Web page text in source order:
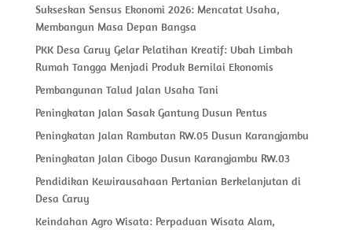
Sukseskan Sensus Ekonomi 2026: Mencatat Usaha,
Membangun Masa Depan Bangsa
PKK Desa Caruy Gelar Pelatihan Kreatif: Ubah Limbah
Rumah Tangga Menjadi Produk Bernilai Ekonomis
Pembangunan Talud Jalan Usaha Tani
Peningkatan Jalan Sasak Gantung Dusun Pentus
Peningkatan Jalan Rambutan RW.05 Dusun Karangjambu
Peningkatan Jalan Cibogo Dusun Karangjambu RW.03
Pendidikan Kewirausahaan Pertanian Berkelanjutan di
Desa Caruy
Keindahan Agro Wisata: Perpaduan Wisata Alam,